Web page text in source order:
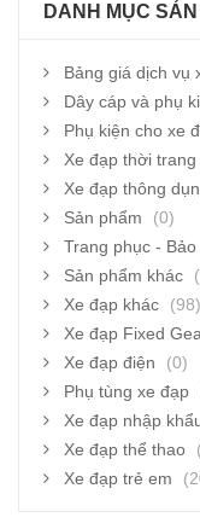
DANH MỤC
Bảng giá dịch vụ
Dây cáp và phụ
Phụ kiện cho xe
Xe đạp thời trang
Xe đạp thông
Sản phẩm
(0)
Trang phục -
Sản phẩm khác
Xe đạp khác
(98)
Xe đạp Fixed
Xe đạp điện
(0)
Phụ tùng xe đạp
Xe đạp nhập
Xe đạp thể thao
Xe đạp trẻ em